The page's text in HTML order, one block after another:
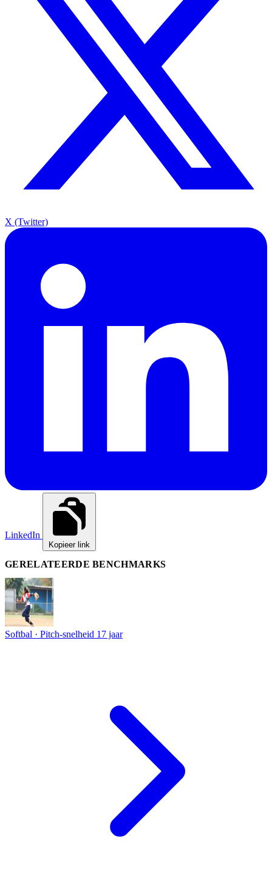
X (Twitter)
LinkedIn
Kopieer link
GERELATEERDE BENCHMARKS
Softbal · Pitch-snelheid 17 jaar